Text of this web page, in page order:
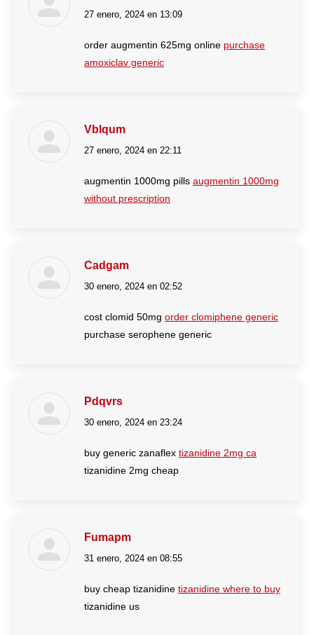
dice:
27 enero, 2024 en 13:09
order augmentin 625mg online purchase
amoxiclav generic
Vblqum
dice:
27 enero, 2024 en 22:11
augmentin 1000mg pills augmentin 1000mg
without prescription
Cadgam
dice:
30 enero, 2024 en 02:52
cost clomid 50mg order clomiphene generic
purchase serophene generic
Pdqvrs
dice:
30 enero, 2024 en 23:24
buy generic zanaflex tizanidine 2mg ca
tizanidine 2mg cheap
Fumapm
dice:
31 enero, 2024 en 08:55
buy cheap tizanidine tizanidine where to buy
tizanidine us